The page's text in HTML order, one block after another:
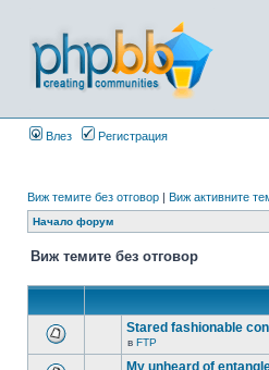
Влез Регистрация
Виж темите без отговор | Виж активните
Начало форум
Виж темите без отговор
Stared fashionable
в FTP
My unheard of